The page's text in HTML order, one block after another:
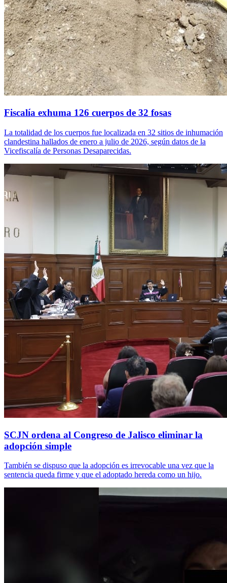
Fiscalía exhuma 126 cuerpos de 32 fosas
La totalidad de los cuerpos fue localizada en 32 sitios de inhumación
clandestina hallados de enero a julio de 2026, según datos de la
Vicefiscalía de Personas Desaparecidas.
SCJN ordena al Congreso de Jalisco eliminar la
adopción simple
También se dispuso que la adopción es irrevocable una vez que la
sentencia queda firme y que el adoptado hereda como un hijo.